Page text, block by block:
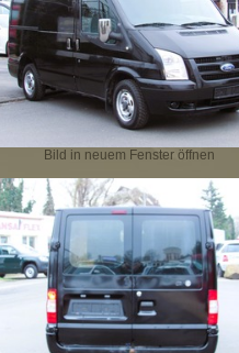
Bild in neuem Fenster öffnen